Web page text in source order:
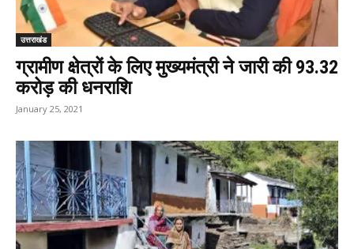
उत्तराखंड
ग्रामीण क्षेत्रों के लिए मुख्यमंत्री ने जारी की 93.32
करोड़ की धनराशि
January 25, 2021